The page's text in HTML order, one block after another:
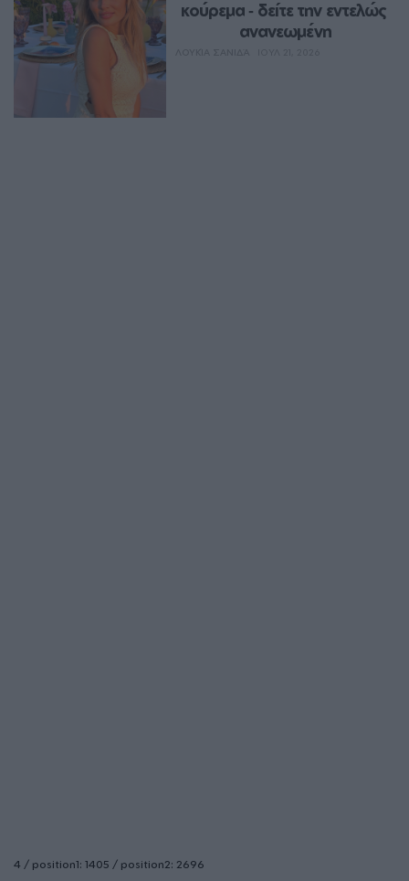
κούρεμα ‑ δείτε την εντελώς
ανανεωμένη
4 / position1: 1405 / position2: 2696